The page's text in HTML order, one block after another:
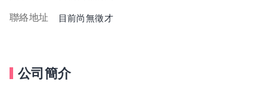
聯絡地址 目前尚無徵才
公司簡介